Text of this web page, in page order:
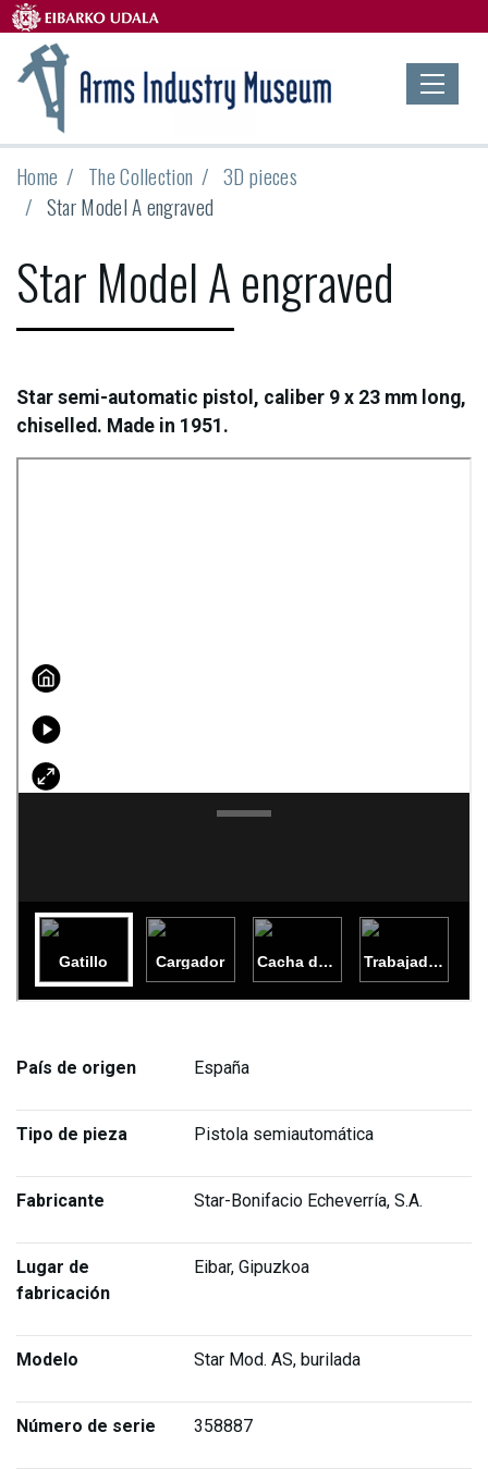
Home The Collection
3D pieces
Star Model A engraved
Star Model A engraved
Star semi-automatic pistol, caliber 9 x 23 mm long,
chiselled. Made in 1951.
País de origen España
Tipo de pieza Pistola semiautomática
Fabricante Star-Bonifacio Echeverría, S.A.
Lugar de
fabricación
Eibar, Gipuzkoa
Modelo Star Mod. AS, burilada
Número de serie 358887